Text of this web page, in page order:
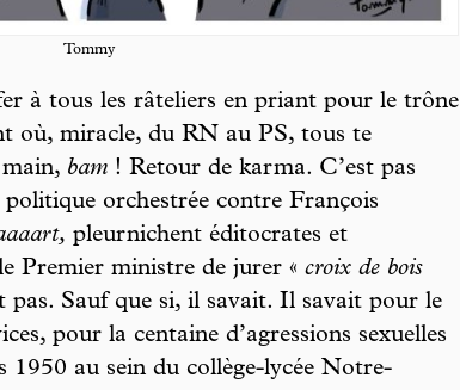
Tommy
à tous les râteliers en priant pour le trône
où, miracle, du RN au PS, tous te
bam ! Retour de karma. C’est pas
orchestrée contre François
pleurnichent éditocrates et
Premier ministre de jurer « croix de bois
pas. Sauf que si, il savait. Il savait pour le
pour la centaine d’agressions sexuelles
1950 au sein du collège-lycée Notre-